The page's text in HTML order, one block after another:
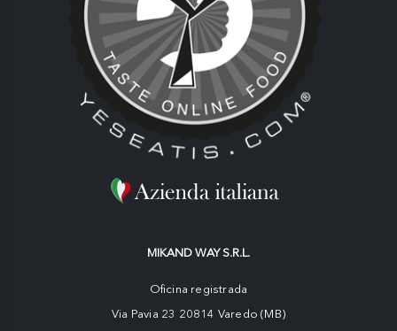
MIKAND WAY S.R.L.
Oficina registrada
Via Pavia 23 20814 Varedo (MB)